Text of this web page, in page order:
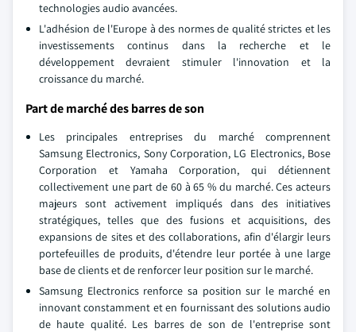
technologies audio avancées.
L'adhésion de l'Europe à des normes de qualité strictes et les
investissements continus dans la recherche et le
développement devraient stimuler l'innovation et la
croissance du marché.
Part de marché des barres de son
Les principales entreprises du marché comprennent
Samsung Electronics, Sony Corporation, LG Electronics, Bose
Corporation et Yamaha Corporation, qui détiennent
collectivement une part de 60 à 65 % du marché. Ces acteurs
majeurs sont activement impliqués dans des initiatives
stratégiques, telles que des fusions et acquisitions, des
expansions de sites et des collaborations, afin d'élargir leurs
portefeuilles de produits, d'étendre leur portée à une large
base de clients et de renforcer leur position sur le marché.
Samsung Electronics renforce sa position sur le marché en
innovant constamment et en fournissant des solutions audio
de haute qualité. Les barres de son de l'entreprise sont